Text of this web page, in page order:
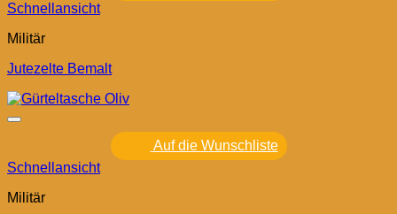
Schnellansicht
Militär
Jutezelte Bemalt
Auf die Wunschliste
Schnellansicht
Militär